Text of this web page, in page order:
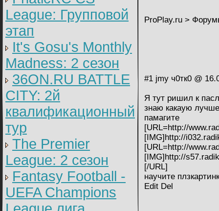
League: Групповой
этап
It's Gosu's Monthly
Madness: 2 сезон
36ON.RU BATTLE
CITY: 2й
квалификационный
тур
The Premier
League: 2 cезон
Fantasy Football -
UEFA Champions
ProPlay.ru >
#1 jmy ч0тк0 @
Я тут ришил к
знаю какаую лучше
памагите
[URL=http://
[IMG]http://
[URL=http://
[IMG]http://
[/URL]
научите
Edit Del